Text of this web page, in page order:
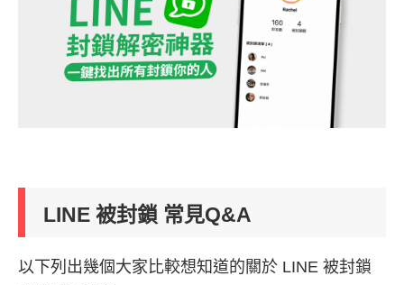
LINE 被封鎖 常見Q&A
以下列出幾個大家比較想知道的關於 LINE 被封鎖